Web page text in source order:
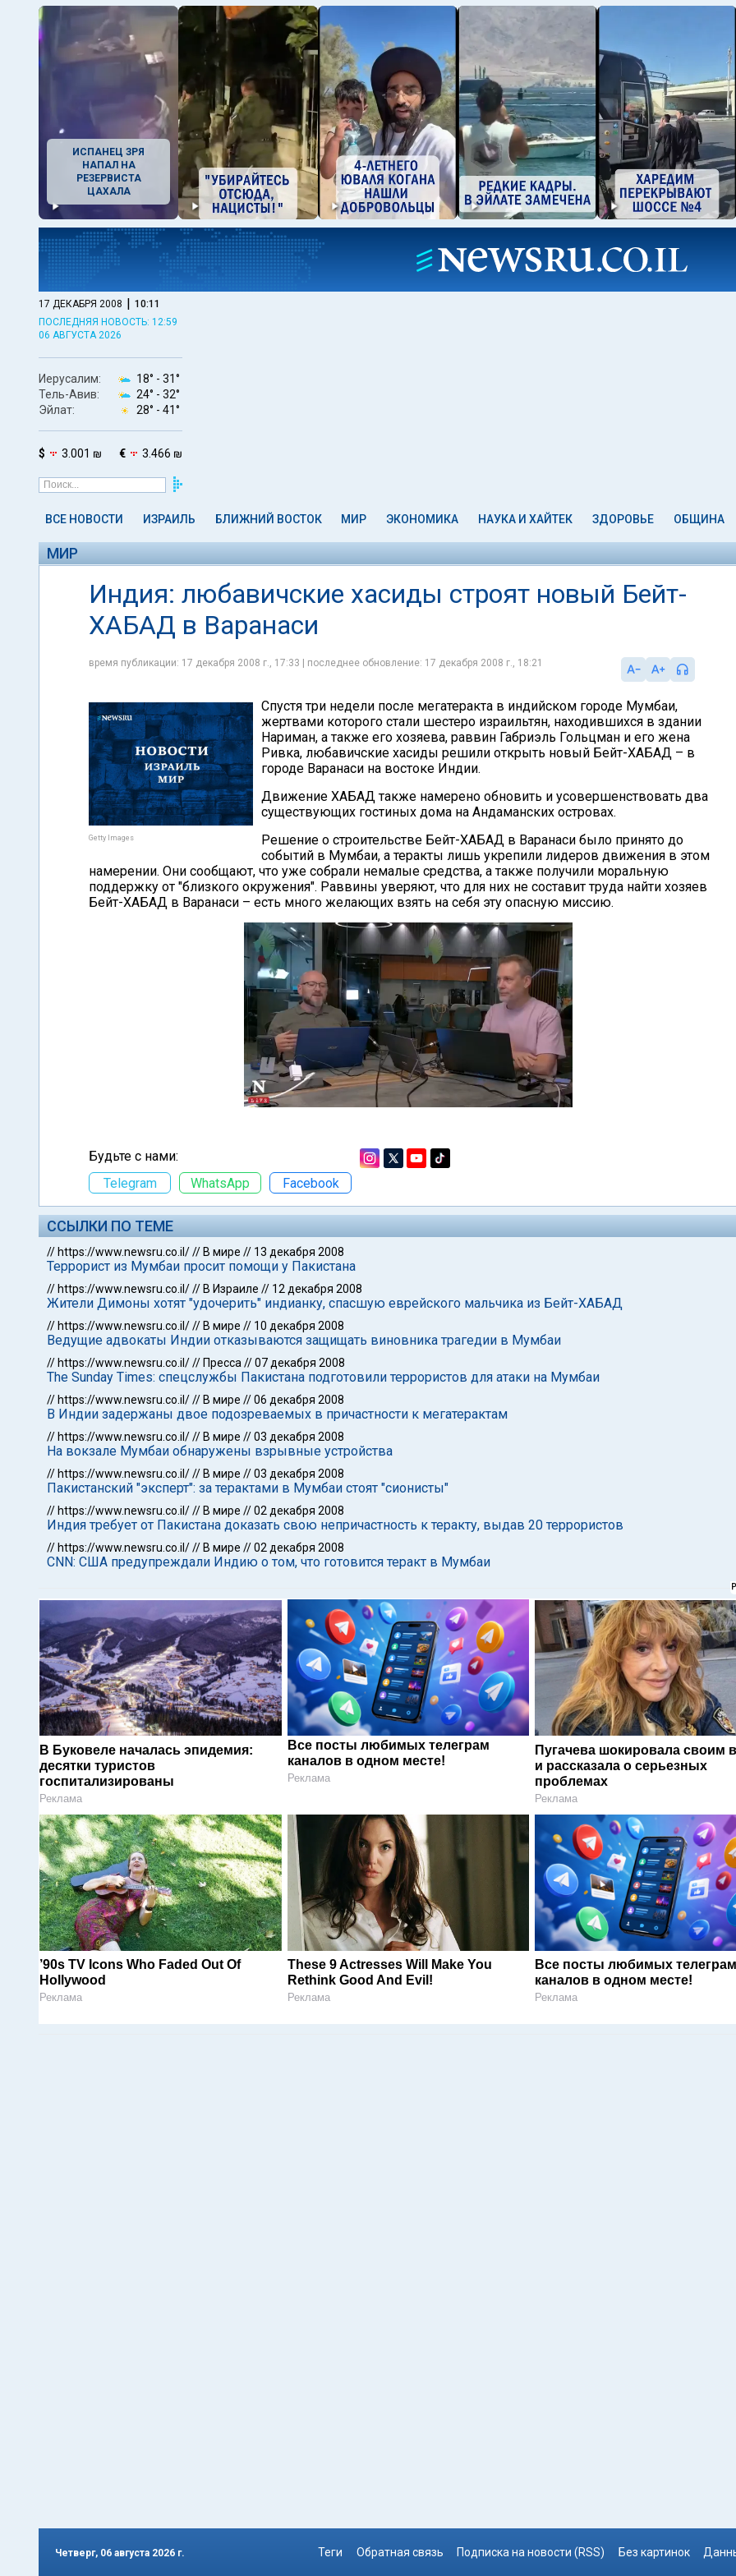
ИСПАНЕЦ ЗРЯ
НАПАЛ НА
РЕЗЕРВИСТА
ЦАХАЛА
17 ДЕКАБРЯ 2008 | 10:11
ПОСЛЕДНЯЯ НОВОСТЬ: 12:59
06 АВГУСТА 2026
Иерусалим: 18° - 31°
Тель-Авив:
24° - 32°
Эйлат:
28° - 41°
$ 3.001 ₪ € 3.466 ₪
ВСЕ НОВОСТИ ИЗРАИЛЬ БЛИЖНИЙ ВОСТОК МИР ЭКОНОМИКА НАУКА И ХАЙТЕК ЗДОРОВЬЕ ОБЩИНА
МИР
Индия: любавичские хасиды строят новый Бейт-
ХАБАД в Варанаси
время публикации: 17 декабря 2008 г., 17:33 | последнее обновление: 17 декабря 2008 г., 18:21
Getty Images
Спустя три недели после мегатеракта в индийском городе Мумбаи,
жертвами которого стали шестеро израильтян, находившихся в здании
Нариман, а также его хозяева, раввин Габриэль Гольцман и его жена
Ривка, любавичские хасиды решили открыть новый Бейт-ХАБАД – в
городе Варанаси на востоке Индии.
Движение ХАБАД также намерено обновить и усовершенствовать два
существующих гостиных дома на Андаманских островах.
Решение о строительстве Бейт-ХАБАД в Варанаси было принято до
событий в Мумбаи, а теракты лишь укрепили лидеров движения в этом
намерении. Они сообщают, что уже собрали немалые средства, а также получили моральную
поддержку от "близкого окружения". Раввины уверяют, что для них не составит труда найти хозяев
Бейт-ХАБАД в Варанаси – есть много желающих взять на себя эту опасную миссию.
Будьте с нами:
Telegram
WhatsApp Facebook
ССЫЛКИ ПО ТЕМЕ
// https://www.newsru.co.il/// В мире // 13 декабря 2008
Террорист из Мумбаи просит помощи у Пакистана
// https://www.newsru.co.il/// В Израиле // 12 декабря 2008
Жители Димоны хотят "удочерить" индианку, спасшую еврейского мальчика из Бейт-ХАБАД
// https://www.newsru.co.il/// В мире // 10 декабря 2008
Ведущие адвокаты Индии отказываются защищать виновника трагедии в Мумбаи
// https://www.newsru.co.il/// Пресса //07 декабря 2008
The Sunday Times: спецслужбы Пакистана подготовили террористов для атаки на Мумбаи
// https://www.newsru.co.il/// В мире //06 декабря 2008
В Индии задержаны двое подозреваемых в причастности к мегатерактам
// https://www.newsru.co.il/// В мире //03 декабря 2008
На вокзале Мумбаи обнаружены взрывные устройства
// https://www.newsru.co.il/// В мире //03 декабря 2008
Пакистанский "эксперт": за терактами в Мумбаи стоят "сионисты"
// https://www.newsru.co.il/// В мире //02 декабря 2008
Индия требует от Пакистана доказать свою непричастность к теракту, выдав 20 террористов
// https://www.newsru.co.il/// В мире //02 декабря 2008
CNN: США предупреждали Индию о том, что готовится теракт в Мумбаи
В Буковеле началась эпидемия:
десятки туристов
госпитализированы
Реклама
Все посты любимых телеграм
каналов в одном месте!
Реклама
Пугачева шокировала своим
и рассказала о серьезных
проблемах
Реклама
’90s TV Icons Who Faded Out Of
Hollywood
Реклама
These 9 Actresses Will Make You
Rethink Good And Evil!
Реклама
Все посты любимых
каналов в одном месте!
Реклама
Четверг, 06 августа 2026 г. Теги Обратная связь Подписка на новости (RSS) Без картинок